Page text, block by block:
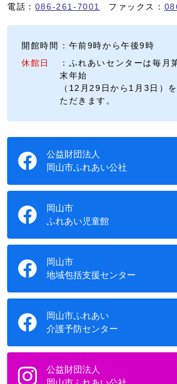
電話： 086-261-7001 ファックス：
開館時間
：午前9時から午後9時
休館日
：ふれあいセンターは毎月
末年始
（12月29日から1月3日）
ただきます。
公益財団法人
岡山市ふれあい公社
岡山市
ふれあい児童館
岡山市
地域包括支援センター
岡山市ふれあい
介護予防センター
公益財団法人